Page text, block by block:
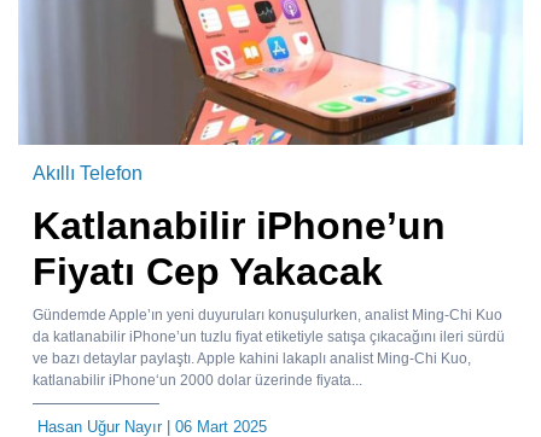
Akıllı Telefon
Katlanabilir iPhone’un
Fiyatı Cep Yakacak
Gündemde Apple’ın yeni duyuruları konuşulurken, analist Ming-Chi Kuo
da katlanabilir iPhone’un tuzlu fiyat etiketiyle satışa çıkacağını ileri sürdü
ve bazı detaylar paylaştı. Apple kahini lakaplı analist Ming-Chi Kuo,
katlanabilir iPhone‘un 2000 dolar üzerinde fiyata...
Hasan Uğur Nayır| 06 Mart 2025